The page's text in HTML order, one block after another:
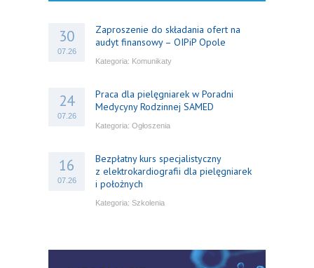
30
07.26
Zaproszenie do składania ofert na
audyt finansowy – OIPiP Opole
Kategoria: Komunikaty
24
07.26
Praca dla pielęgniarek w Poradni
Medycyny Rodzinnej SAMED
Kategoria: Ogłoszenia
16
07.26
Bezpłatny kurs specjalistyczny
z elektrokardiografii dla pielęgniarek
i położnych
Kategoria: Szkolenia
praktyki – aktualny konsensus ekspertów
w dostępie naczyniowym